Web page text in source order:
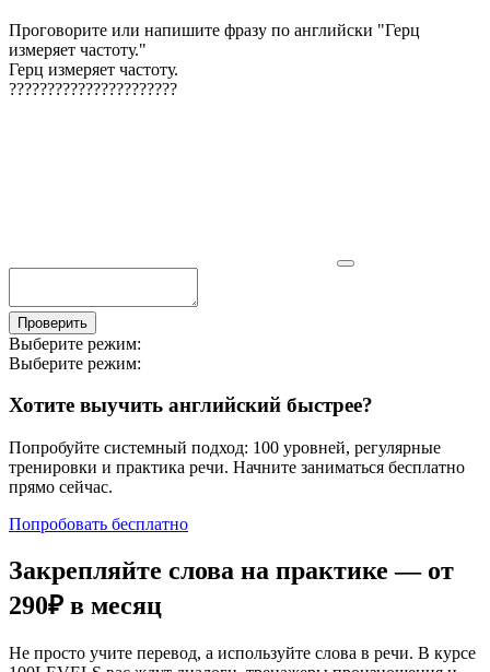
Проговорите или напишите фразу по английски "Герц
измеряет частоту."
Герц измеряет частоту.
??????????????????????
Проверить
Выберите режим:
Выберите режим:
Хотите выучить английский быстрее?
Попробуйте системный подход: 100 уровней, регулярные
тренировки и практика речи. Начните заниматься бесплатно
прямо сейчас.
Попробовать бесплатно
Закрепляйте слова на практике — от
290₽ в месяц
Не просто учите перевод, а используйте слова в речи. В курсе